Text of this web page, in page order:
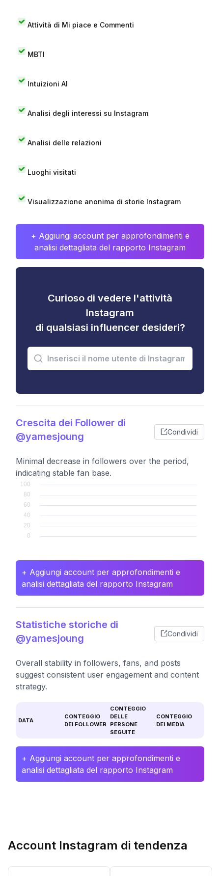
Attività di Mi piace e Commenti
MBTI
Intuizioni AI
Analisi degli interessi su Instagram
Analisi delle relazioni
Luoghi visitati
Visualizzazione anonima di storie Instagram
+ Aggiungi account per approfondimenti e
analisi dettagliata del rapporto Instagram
Curioso di vedere l'attività
Instagram
di qualsiasi influencer desideri?
Crescita dei Follower di
@yamesjoung
Condividi
Minimal decrease in followers over the period,
indicating stable fan base.
+ Aggiungi account per approfondimenti e
analisi dettagliata del rapporto Instagram
Statistiche storiche di
@yamesjoung
Condividi
Overall stability in followers, fans, and posts
suggest consistent user engagement and content
strategy.
DATA
CONTEGGIO
DEI FOLLOWER
CONTEGGIO
DELLE
PERSONE
SEGUITE
CONTEGGIO
DEI MEDIA
+ Aggiungi account per approfondimenti e
analisi dettagliata del rapporto Instagram
Account Instagram di tendenza